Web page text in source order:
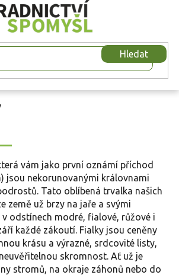
Hledat
vám jako první oznámí příchod
jsou nekorunovanými královnami
Tato oblíbená trvalka našich
země už brzy na jaře a svými
odstínech modré, fialové, růžové i
každé zákoutí. Fialky jsou ceněny
krásu a výrazné, srdcovité listy,
skromnost. Ať už je
stromů, na okraje záhonů nebo do